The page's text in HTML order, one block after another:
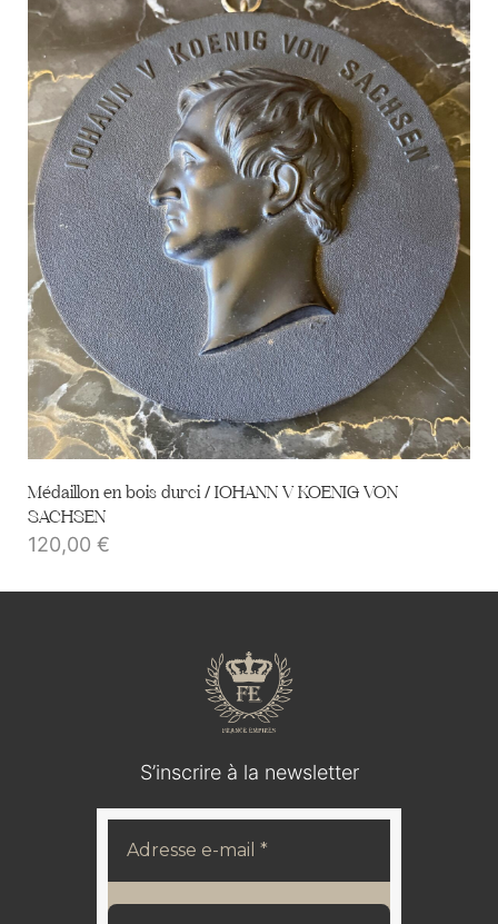
Médaillon en bois durci / IOHANN V KOENIG VON
SACHSEN
120,00 €
S’inscrire à la newsletter